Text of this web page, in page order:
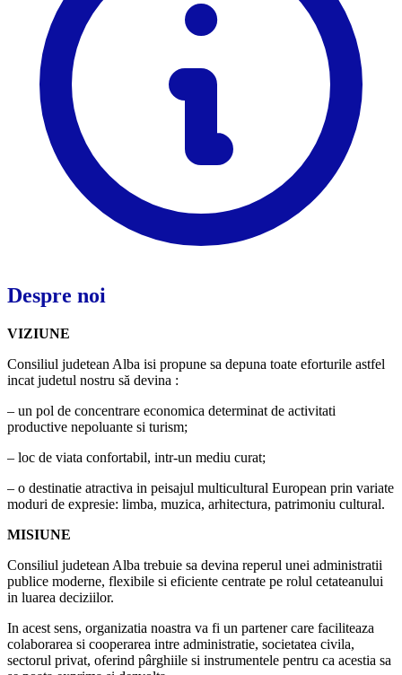
Despre noi
VIZIUNE
Consiliul judetean Alba isi propune sa depuna toate eforturile astfel
incat judetul nostru să devina :
– un pol de concentrare economica determinat de activitati
productive nepoluante si turism;
– loc de viata confortabil, intr-un mediu curat;
– o destinatie atractiva in peisajul multicultural European prin variate
moduri de expresie: limba, muzica, arhitectura, patrimoniu cultural.
MISIUNE
Consiliul judetean Alba trebuie sa devina reperul unei administratii
publice moderne, flexibile si eficiente centrate pe rolul cetateanului
in luarea deciziilor.
In acest sens, organizatia noastra va fi un partener care faciliteaza
colaborarea si cooperarea intre administratie, societatea civila,
sectorul privat, oferind pârghiile si instrumentele pentru ca acestia sa